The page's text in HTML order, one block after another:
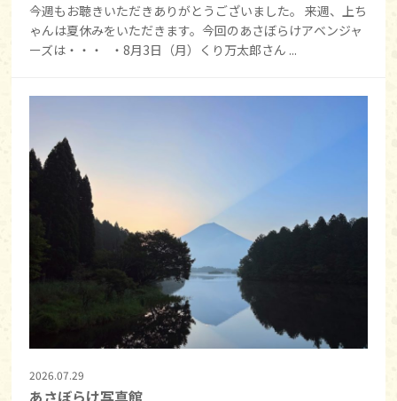
今週もお聴きいただきありがとうございました。 来週、上ち
ゃんは夏休みをいただきます。今回のあさぼらけアベンジャ
ーズは・・・ ・8月3日（月）くり万太郎さん ...
2026.07.29